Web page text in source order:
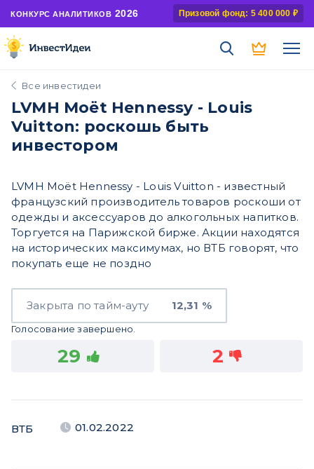
КОНКУРС АНАЛИТИКОВ 2026 Призовой фонд: 5 400 000 ₽
Все инвестидеи
LVMH Moët Hennessy - Louis
Vuitton: роскошь быть
инвестором
LVMH Moët Hennessy - Louis Vuitton - известный
французский производитель товаров роскоши от
одежды и аксессуаров до алкогольных напитков.
Торгуется на Парижской бирже. Акции находятся
на исторических максимумах, но ВТБ говорят, что
покупать еще не поздно
Закрыта по тайм-ауту 12,31 %
Голосование завершено.
29 2
ВТБ 01.02.2022